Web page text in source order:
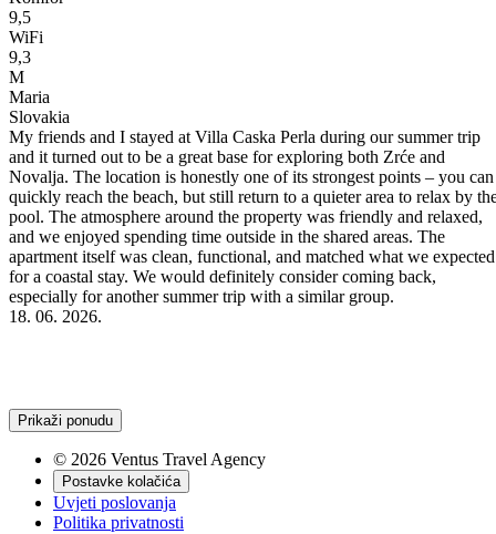
9,5
WiFi
9,3
M
Maria
Slovakia
My friends and I stayed at Villa Caska Perla during our summer trip
and it turned out to be a great base for exploring both Zrće and
Novalja. The location is honestly one of its strongest points – you can
quickly reach the beach, but still return to a quieter area to relax by
pool. The atmosphere around the property was friendly and relaxed,
and we enjoyed spending time outside in the shared areas. The
apartment itself was clean, functional, and matched what we expected
for a coastal stay. We would definitely consider coming back,
especially for another summer trip with a similar group.
18. 06. 2026.
Prikaži ponudu
© 2026 Ventus Travel Agency
Postavke kolačića
Uvjeti poslovanja
Politika privatnosti